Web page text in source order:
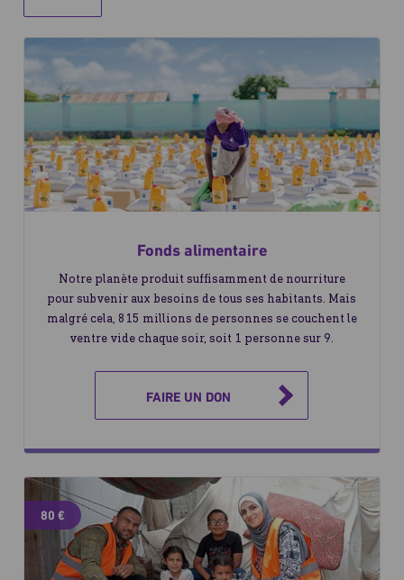
Fonds alimentaire
Notre planète produit suffisamment de nourriture
pour subvenir aux besoins de tous ses habitants. Mais
malgré cela, 815 millions de personnes se couchent le
ventre vide chaque soir, soit 1 personne sur 9.
FAIRE UN DON
80 €